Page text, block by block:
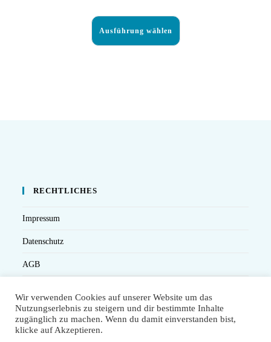
Ausführung wählen
RECHTLICHES
Impressum
Datenschutz
AGB
Widerruf
Seminarteilnahme- und Storno-Bedingungen
Wir verwenden Cookies auf unserer Website um das
Nutzungserlebnis zu steigern und dir bestimmte Inhalte
zugänglich zu machen. Wenn du damit einverstanden bist,
klicke auf Akzeptieren.